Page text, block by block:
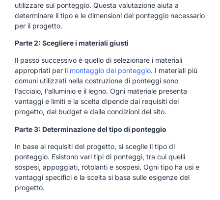
utilizzare sul ponteggio. Questa valutazione aiuta a
determinare il tipo e le dimensioni del ponteggio necessario
per il progetto.
Parte 2: Scegliere i materiali giusti
Il passo successivo è quello di selezionare i materiali
appropriati per il montaggio del ponteggio. I materiali più
comuni utilizzati nella costruzione di ponteggi sono
l'acciaio, l'alluminio e il legno. Ogni materiale presenta
vantaggi e limiti e la scelta dipende dai requisiti del
progetto, dal budget e dalle condizioni del sito.
Parte 3: Determinazione del tipo di ponteggio
In base ai requisiti del progetto, si sceglie il tipo di
ponteggio. Esistono vari tipi di ponteggi, tra cui quelli
sospesi, appoggiati, rotolanti e sospesi. Ogni tipo ha usi e
vantaggi specifici e la scelta si basa sulle esigenze del
progetto.